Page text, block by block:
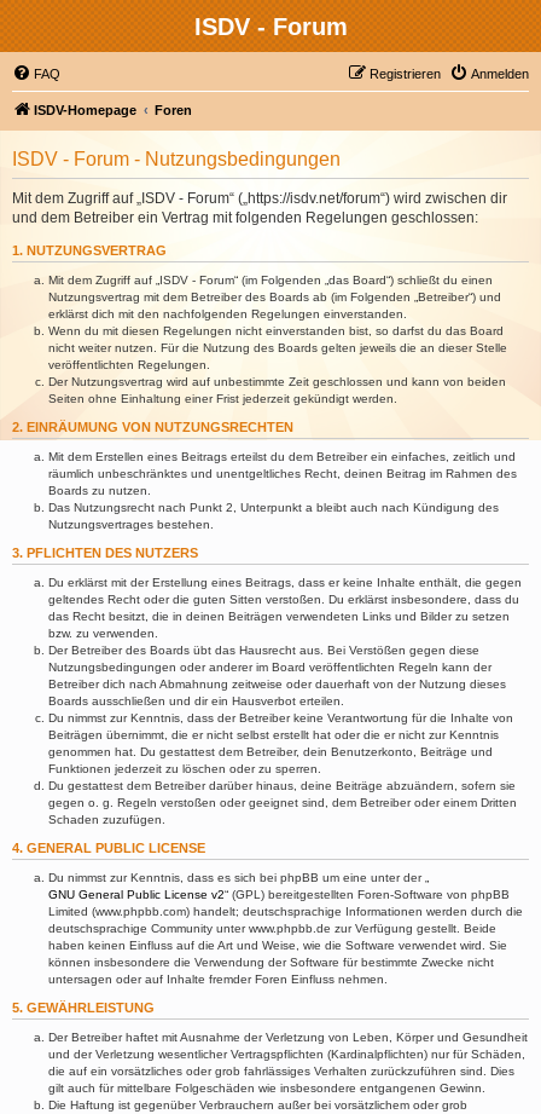
ISDV - Forum
FAQ Anmelden
Registrieren
ISDV-Homepage Foren
ISDV - Forum - Nutzungsbedingungen
Mit dem Zugriff auf „ISDV - Forum“ („https://isdv.net/forum“) wird zwischen dir
und dem Betreiber ein Vertrag mit folgenden Regelungen geschlossen:
1. NUTZUNGSVERTRAG
Mit dem Zugriff auf „ISDV - Forum“ (im Folgenden „das Board“) schließt du einen
Nutzungsvertrag mit dem Betreiber des Boards ab (im Folgenden „Betreiber“) und
erklärst dich mit den nachfolgenden Regelungen einverstanden.
Wenn du mit diesen Regelungen nicht einverstanden bist, so darfst du das Board
nicht weiter nutzen. Für die Nutzung des Boards gelten jeweils die an dieser Stelle
veröffentlichten Regelungen.
Der Nutzungsvertrag wird auf unbestimmte Zeit geschlossen und kann von beiden
Seiten ohne Einhaltung einer Frist jederzeit gekündigt werden.
2. EINRÄUMUNG VON NUTZUNGSRECHTEN
Mit dem Erstellen eines Beitrags erteilst du dem Betreiber ein einfaches, zeitlich und
räumlich unbeschränktes und unentgeltliches Recht, deinen Beitrag im Rahmen des
Boards zu nutzen.
Das Nutzungsrecht nach Punkt 2, Unterpunkt a bleibt auch nach Kündigung des
Nutzungsvertrages bestehen.
3. PFLICHTEN DES NUTZERS
Du erklärst mit der Erstellung eines Beitrags, dass er keine Inhalte enthält, die gegen
geltendes Recht oder die guten Sitten verstoßen. Du erklärst insbesondere, dass du
das Recht besitzt, die in deinen Beiträgen verwendeten Links und Bilder zu setzen
bzw. zu verwenden.
Der Betreiber des Boards übt das Hausrecht aus. Bei Verstößen gegen diese
Nutzungsbedingungen oder anderer im Board veröffentlichten Regeln kann der
Betreiber dich nach Abmahnung zeitweise oder dauerhaft von der Nutzung dieses
Boards ausschließen und dir ein Hausverbot erteilen.
Du nimmst zur Kenntnis, dass der Betreiber keine Verantwortung für die Inhalte von
Beiträgen übernimmt, die er nicht selbst erstellt hat oder die er nicht zur Kenntnis
genommen hat. Du gestattest dem Betreiber, dein Benutzerkonto, Beiträge und
Funktionen jederzeit zu löschen oder zu sperren.
Du gestattest dem Betreiber darüber hinaus, deine Beiträge abzuändern, sofern sie
gegen o. g. Regeln verstoßen oder geeignet sind, dem Betreiber oder einem Dritten
Schaden zuzufügen.
4. GENERAL PUBLIC LICENSE
Du nimmst zur Kenntnis, dass es sich bei phpBB um eine unter der „
GNU General Public License v2“ (GPL) bereitgestellten Foren-Software von phpBB
Limited (www.phpbb.com) handelt; deutschsprachige Informationen werden durch die
deutschsprachige Community unter www.phpbb.de zur Verfügung gestellt. Beide
haben keinen Einfluss auf die Art und Weise, wie die Software verwendet wird. Sie
können insbesondere die Verwendung der Software für bestimmte Zwecke nicht
untersagen oder auf Inhalte fremder Foren Einfluss nehmen.
5. GEWÄHRLEISTUNG
Der Betreiber haftet mit Ausnahme der Verletzung von Leben, Körper und Gesundheit
und der Verletzung wesentlicher Vertragspflichten (Kardinalpflichten) nur für Schäden,
die auf ein vorsätzliches oder grob fahrlässiges Verhalten zurückzuführen sind. Dies
gilt auch für mittelbare Folgeschäden wie insbesondere entgangenen Gewinn.
Die Haftung ist gegenüber Verbrauchern außer bei vorsätzlichem oder grob